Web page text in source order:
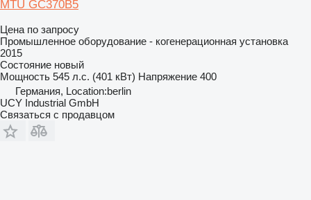
MTU GC370B5
Цена по запросу
Промышленное оборудование - когенерационная установка
2015
Состояние новый
Мощность 545 л.с. (401 кВт) Напряжение 400
Германия, Location:berlin
UCY Industrial GmbH
Связаться с продавцом